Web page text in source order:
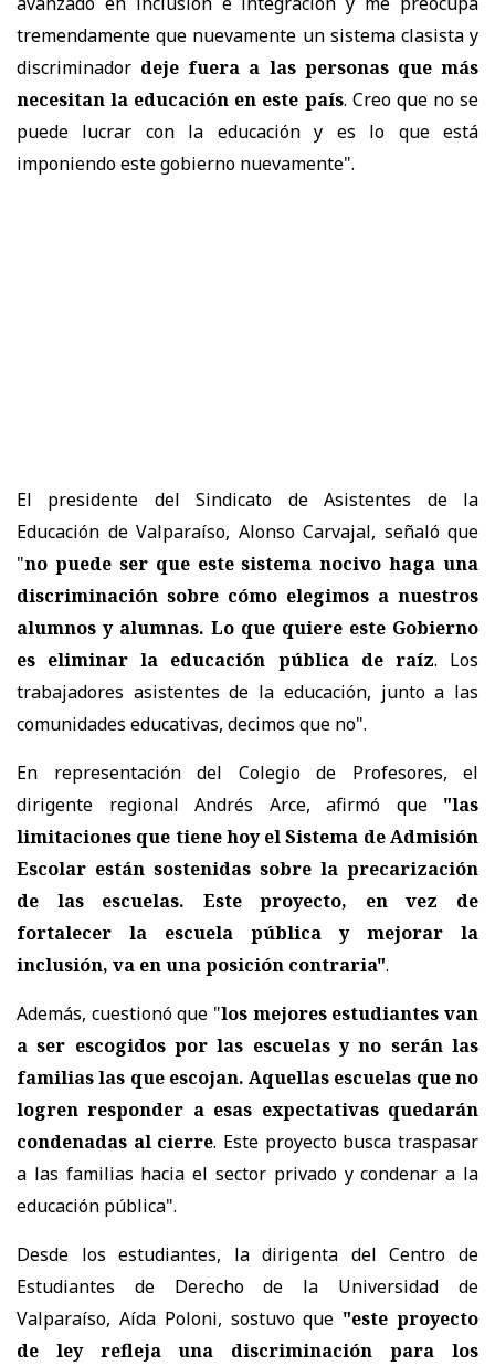
tremendamente que nuevamente un sistema clasista y
discriminador deje fuera a las personas que más
necesitan la educación en este país. Creo que no se
puede lucrar con la educación y es lo que está
imponiendo este gobierno nuevamente".
El presidente del Sindicato de Asistentes de la
Educación de Valparaíso, Alonso Carvajal, señaló que
"no puede ser que este sistema nocivo haga una
discriminación sobre cómo elegimos a nuestros
alumnos y alumnas. Lo que quiere este Gobierno
es eliminar la educación pública de raíz. Los
trabajadores asistentes de la educación, junto a las
comunidades educativas, decimos que no".
En representación del Colegio de Profesores, el
dirigente regional Andrés Arce, afirmó que
"las
limitaciones que tiene hoy el Sistema de Admisión
Escolar están sostenidas sobre la precarización
de las escuelas. Este proyecto, en vez de
fortalecer la escuela pública y mejorar la
inclusión, va en una posición contraria".
Además, cuestionó que "los mejores estudiantes van
a ser escogidos por las escuelas y no serán las
familias las que escojan. Aquellas escuelas que no
logren responder a esas expectativas quedarán
condenadas al cierre. Este proyecto busca traspasar
a las familias hacia el sector privado y condenar a la
educación pública".
Desde los estudiantes, la dirigenta del Centro de
Estudiantes de Derecho de la Universidad de
Valparaíso, Aída Poloni, sostuvo que "este proyecto
de ley refleja una discriminación para los